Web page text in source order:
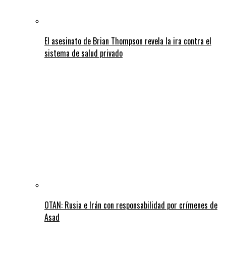
El asesinato de Brian Thompson revela la ira contra el
sistema de salud privado
OTAN: Rusia e Irán con responsabilidad por crímenes de
Asad